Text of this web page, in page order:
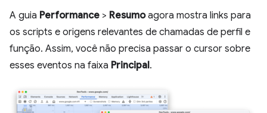
A guia Performance > Resumoagora mostra links para
os scripts e origens relevantes de chamadas de perfil e
função. Assim, você não precisa passar o cursor sobre
esses eventos na faixa Principal.